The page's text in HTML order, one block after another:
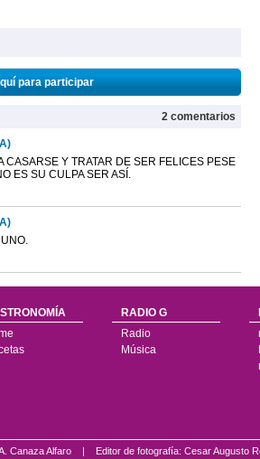
para participar
2 comentarios
CASARSE Y TRATAR DE SER FELICES PESE
ES SU CULPA SER ASÍ.
RADIO G
Radio
Música
A. Canaza Alfaro | Editor de fotografía: Cesar Augusto